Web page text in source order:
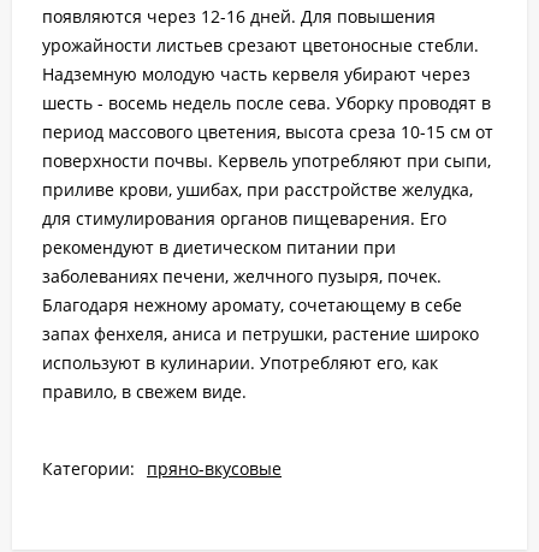
появляются через 12-16 дней. Для повышения
урожайности листьев срезают цветоносные стебли.
Надземную молодую часть кервеля убирают через
шесть - восемь недель после сева. Уборку проводят в
период массового цветения, высота среза 10-15 см от
поверхности почвы. Кервель употребляют при сыпи,
приливе крови, ушибах, при расстройстве желудка,
для стимулирования органов пищеварения. Его
рекомендуют в диетическом питании при
заболеваниях печени, желчного пузыря, почек.
Благодаря нежному аромату, сочетающему в себе
запах фенхеля, аниса и петрушки, растение широко
используют в кулинарии. Употребляют его, как
правило, в свежем виде.
Категории: пряно-вкусовые